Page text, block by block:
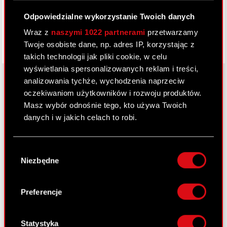
Odpowiedzialne wykorzystanie Twoich danych
Wraz z naszymi 1022 partnerami przetwarzamy
Twoje osobiste dane, np. adres IP, korzystając z
takich technologii jak pliki cookie, w celu
wyświetlania spersonalizowanych reklam i treści,
analizowania tychże, wychodzenia naprzeciw
oczekiwaniom użytkowników i rozwoju produktów.
Masz wybór odnośnie tego, kto używa Twoich
danych i w jakich celach to robi.
lokalizacji geograficznej z dokładnością nawet
Identyfikować Twoje urządzenie, aktywnie
analizując charakteryzującego je zbiory
palca)
zgody
Niezbędne
Preferencje
Statystyka
O CD PROJEKT
Grupa Kapitałowa
Inwestorzy
Kariera